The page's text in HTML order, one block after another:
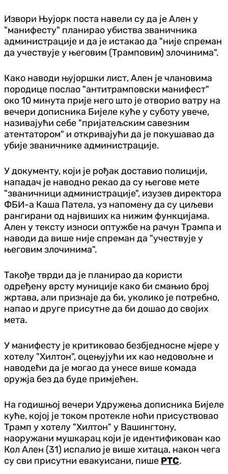
Извори Њујорк поста навели су да је Ален у
"манифесту" планирао убиства званичника
администрације и да је истакао да "није спреман
да учествује у његовим (Трамповим) злочинима".
Како наводи њујоршки лист, Ален је члановима
породице послао "антитрамповски манифест"
око 10 минута прије него што је отворио ватру на
вечери дописника Бијеле куће у суботу увече,
називајући себе "пријатељским савезним
атентатором" и откривајући да је покушавао да
убије званичнике администрације.
У документу, који је рођак доставио полицији,
нападач је наводно рекао да су његове мете
"званичници администрације", изузев директора
ФБИ-а Каша Патела, уз напомену да су циљеви
рангирани од највиших ка нижим функцијама.
Ален у тексту износи оптужбе на рачун Трампа и
наводи да више није спреман да "учествује у
његовим злочинима".
Такође тврди да је планирао да користи
одређену врсту муниције како би смањио број
жртава, али признаје да би, уколико је потребно,
напао и друге присутне да би дошао до својих
мета.
У манифесту је критиковао безбједносне мјере у
хотелу "Хилтон", оцењујући их као недовољне и
наводећи да је могао да унесе више комада
оружја без да буде примјећен.
На годишњој вечери Удружења дописника Бијеле
куће, којој је током протекле ноћи присуствовао
Трамп у хотелу "Хилтон" у Вашингтону,
наоружани мушкарац који је идентификован као
Кол Ален (31) испалио је више хитаца, након чега
су сви присутни евакуисани, пише РТС.